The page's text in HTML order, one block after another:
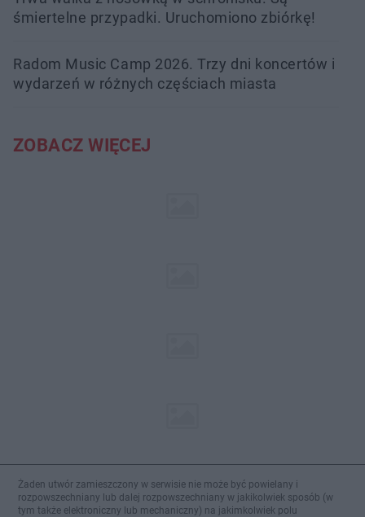
śmiertelne przypadki. Uruchomiono zbiórkę!
Radom Music Camp 2026. Trzy dni koncertów i
wydarzeń w różnych częściach miasta
ZOBACZ WIĘCEJ
Żaden utwór zamieszczony w serwisie nie może być powielany i
rozpowszechniany lub dalej rozpowszechniany w jakikolwiek sposób (w
tym także elektroniczny lub mechaniczny) na jakimkolwiek polu